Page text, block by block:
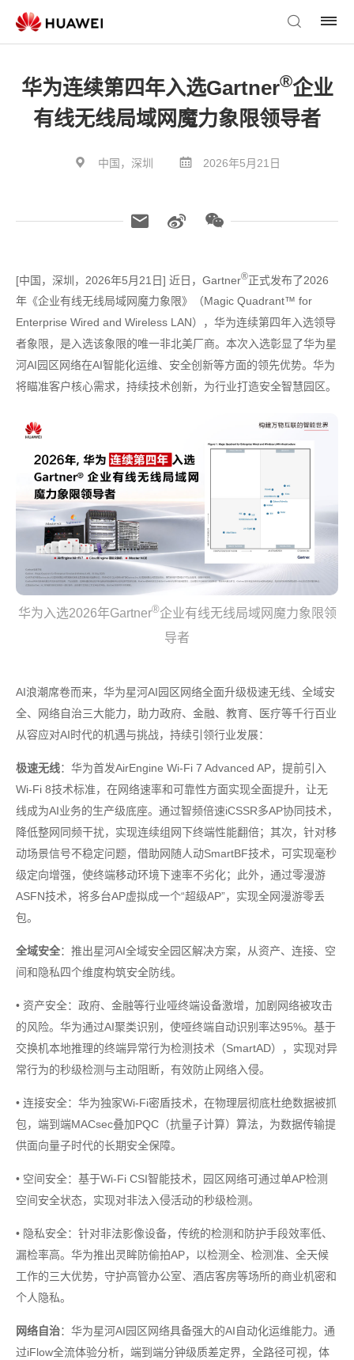
华为连续第四年入选Gartner®企业
有线无线局域网魔力象限领导者
中国，深圳 2026年5月21日
[中国，深圳，2026年5月21日] 近日，Gartner®正式发布了2026
年《企业有线无线局域网魔力象限》（Magic Quadrant™ for
Enterprise Wired and Wireless LAN），华为连续第四年入选领导
者象限，是入选该象限的唯一非北美厂商。本次入选彰显了华为星
河AI园区网络在AI智能化运维、安全创新等方面的领先优势。华为
将瞄准客户核心需求，持续技术创新，为行业打造安全智慧园区。
华为入选2026年Gartner®企业有线无线局域网魔力象限领
导者
AI浪潮席卷而来，华为星河AI园区网络全面升级极速无线、全域安
全、网络自治三大能力，助力政府、金融、教育、医疗等千行百业
从容应对AI时代的机遇与挑战，持续引领行业发展：
极速无线：华为首发AirEngine Wi-Fi 7 Advanced AP，提前引入
Wi-Fi 8技术标准，在网络速率和可靠性方面实现全面提升，让无
线成为AI业务的生产级底座。通过智频倍速iCSSR多AP协同技术，
降低整网同频干扰，实现连续组网下终端性能翻倍；其次，针对移
动场景信号不稳定问题，借助网随人动SmartBF技术，可实现毫秒
级定向增强，使终端移动环境下速率不劣化；此外，通过零漫游
ASFN技术，将多台AP虚拟成一个“超级AP”，实现全网漫游零丢
包。
全域安全：推出星河AI全域安全园区解决方案，从资产、连接、空
间和隐私四个维度构筑安全防线。
• 资产安全：政府、金融等行业哑终端设备激增，加剧网络被攻击
的风险。华为通过AI聚类识别，使哑终端自动识别率达95%。基于
交换机本地推理的终端异常行为检测技术（SmartAD），实现对异
常行为的秒级检测与主动阻断，有效防止网络入侵。
• 连接安全：华为独家Wi-Fi密盾技术，在物理层彻底杜绝数据被抓
包，端到端MACsec叠加PQC（抗量子计算）算法，为数据传输提
供面向量子时代的长期安全保障。
• 空间安全：基于Wi-Fi CSI智能技术，园区网络可通过单AP检测
空间安全状态，实现对非法入侵活动的秒级检测。
• 隐私安全：针对非法影像设备，传统的检测和防护手段效率低、
漏检率高。华为推出灵眸防偷拍AP，以检测全、检测准、全天候
工作的三大优势，守护高管办公室、酒店客房等场所的商业机密和
个人隐私。
网络自治：华为星河AI园区网络具备强大的AI自动化运维能力。通
过iFlow全流体验分析，端到端分钟级质差定界，全路径可视，体